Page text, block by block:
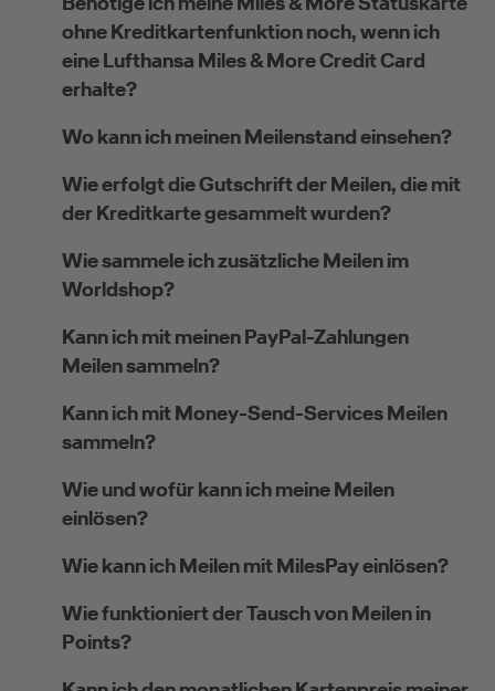
ohne Kreditkartenfunktion noch, wenn ich
eine Lufthansa Miles & More Credit Card
erhalte?
Wo kann ich meinen Meilenstand einsehen?
Wie erfolgt die Gutschrift der Meilen, die mit
der Kreditkarte gesammelt wurden?
Wie sammele ich zusätzliche Meilen im
Worldshop?
Kann ich mit meinen PayPal-Zahlungen
Meilen sammeln?
Kann ich mit Money-Send-Services Meilen
sammeln?
Wie und wofür kann ich meine Meilen
einlösen?
Wie kann ich Meilen mit MilesPay einlösen?
Wie funktioniert der Tausch von Meilen in
Points?